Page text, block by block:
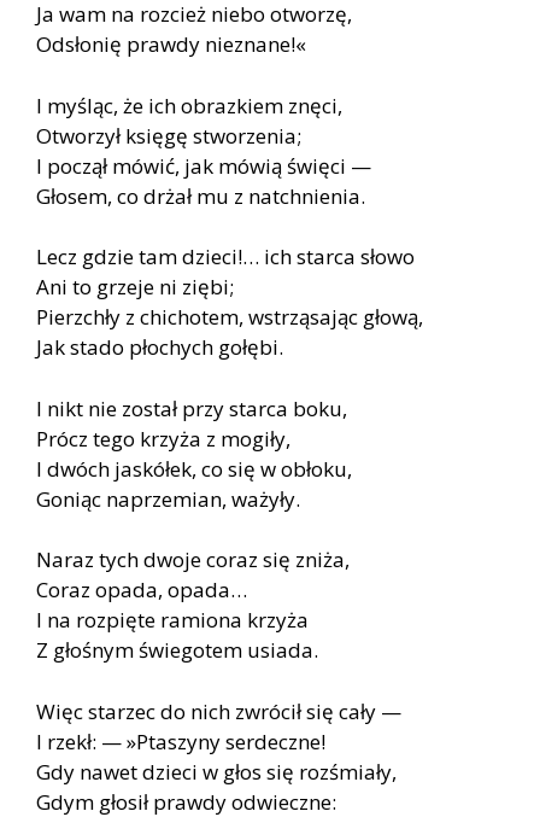
Ja wam na rozcież niebo otworzę,
Odsłonię prawdy nieznane!«
I myśląc, że ich obrazkiem znęci,
Otworzył księgę stworzenia;
I począł mówić, jak mówią święci —
Głosem, co drżał mu z natchnienia.
Lecz gdzie tam dzieci!… ich starca słowo
Ani to grzeje ni ziębi;
Pierzchły z chichotem, wstrząsając głową,
Jak stado płochych gołębi.
I nikt nie został przy starca boku,
Prócz tego krzyża z mogiły,
I dwóch jaskółek, co się w obłoku,
Goniąc naprzemian, ważyły.
Naraz tych dwoje coraz się zniża,
Coraz opada, opada…
I na rozpięte ramiona krzyża
Z głośnym świegotem usiada.
Więc starzec do nich zwrócił się cały —
I rzekł: — »Ptaszyny serdeczne!
Gdy nawet dzieci w głos się rozśmiały,
Gdym głosił prawdy odwieczne: